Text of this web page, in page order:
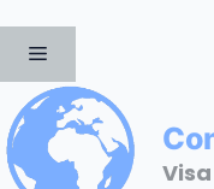
contenu
MENU